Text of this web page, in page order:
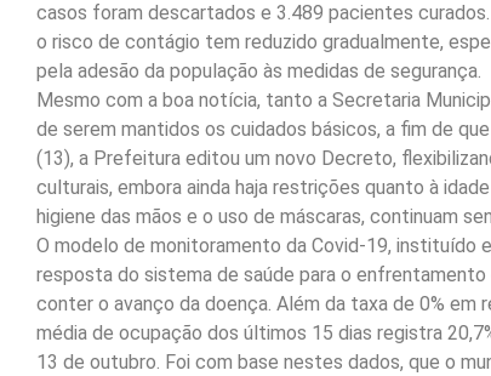
casos foram descartados e 3.489 pacientes
o risco de contágio tem reduzido gradualmente,
pela adesão da população às medidas de segurança.
Mesmo com a boa notícia, tanto a Secretaria
de serem mantidos os cuidados básicos, a fim de
(13), a Prefeitura editou um novo Decreto,
culturais, embora ainda haja restrições quanto à
higiene das mãos e o uso de máscaras, continuam
O modelo de monitoramento da Covid-19, instituído
resposta do sistema de saúde para o enfrentamento
conter o avanço da doença. Além da taxa de 0% em
média de ocupação dos últimos 15 dias registra
13 de outubro. Foi com base nestes dados, que o